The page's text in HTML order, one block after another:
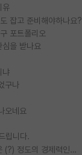
유
잡고 준비해야하나요?
포트폴리오
을 받나요
냐
구나
오네요
립니다.
박사진학하기에 2억은 괜찮은 (?) 정도의 경제력인가요